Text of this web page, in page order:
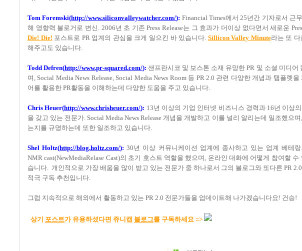
Tom Foremski(http://www.siliconvalleywatcher.com/): Financial Times에서 25년간 기자로서 근
해 영향력 블로거로 변신. 2006년 초 기존 Press Release는 그 효과가 더이상 없다면서 새로운
Die! Die! 포스트로 PR 업계의 관심을 크게 일으킨 바 있습니다. Sillicon Valley Minute라는 또
해주고도 있습니다.
Todd Defren(http://www.pr-squared.com/): 샌프란시코 및 보스톤 소재 유망한 PR 및 소셜 미디어
며, Social Media News Release, Social Media News Room 등 PR 2.0 관련 다양한 개념과 탬플렛
어를 활용한 PR활동을 이해하는데 다양한 도움을 주고 있습니다.
Chris Heuer(http://www.chrisheuer.com/): 13년 이상의 기업 인터넷 비즈니스 경력과 16년 이상
을 갖고 있는 전문가. Social Media News Release 개념을 개발하고 이를 널리 알리는데 일조했으
는지를 규명하는데 또한 일조하고 있습니다.
Shel Holtz(http://blog.holtz.com/): 30년 이상 커뮤니케이션 업계에 종사하고 있는 업계 베테
NMR cast(NewMediaRelase Cast)의 초기 호스트 역할을 했으며, 온라인 대화에 어떻게 참여할
습니다. 개인적으로 가장 배움을 많이 받고 있는 전문가 중 하나로서 그의 블로그와 또다른 PR
적극 구독 추천입니다.
그럼 지속적으로 해외에서 활동하고 있는 PR 2.0 전문가들을 업데이트해 나가겠습니다요! 건승!
상기 포스트가 유용하셨다면 쥬니캡 블로그를 구독하세요 =>